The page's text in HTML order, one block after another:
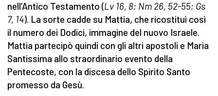
nell’Antico Testamento (Lv 16, 8; Nm 26, 52-55; Gs
7, 14). La sorte cadde su Mattia, che ricostituì così
il numero dei Dodici, immagine del nuovo Israele.
Mattia partecipò quindi con gli altri apostoli e Maria
Santissima allo straordinario evento della
Pentecoste, con la discesa dello Spirito Santo
promesso da Gesù.